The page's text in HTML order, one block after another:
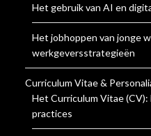
Het gebruik van AI en
Het jobhoppen van jonge
werkgeversstrategieën
Curriculum Vitae &
Het Curriculum Vitae
practices